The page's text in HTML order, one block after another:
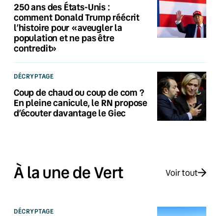
250 ans des États-Unis :
comment Donald Trump réécrit
l’histoire pour «aveugler la
population et ne pas être
contredit»
DÉCRYPTAGE
Coup de chaud ou coup de com ?
En pleine canicule, le RN propose
d’écouter davantage le Giec
À la une de Vert Voir tout
DÉCRYPTAGE